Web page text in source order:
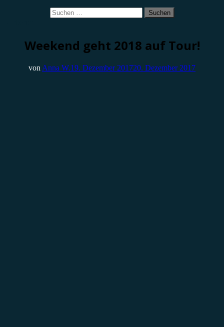
Suchen
nach:
Weekend geht 2018 auf Tour!
von Anna W.19. Dezember 201720. Dezember 2017